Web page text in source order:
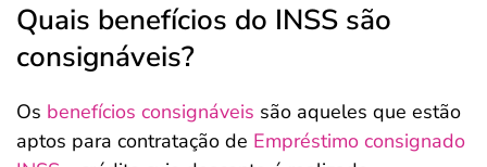
Quais benefícios do INSS são
consignáveis?
Os benefícios consignáveis são aqueles que estão
aptos para contratação de Empréstimo consignado